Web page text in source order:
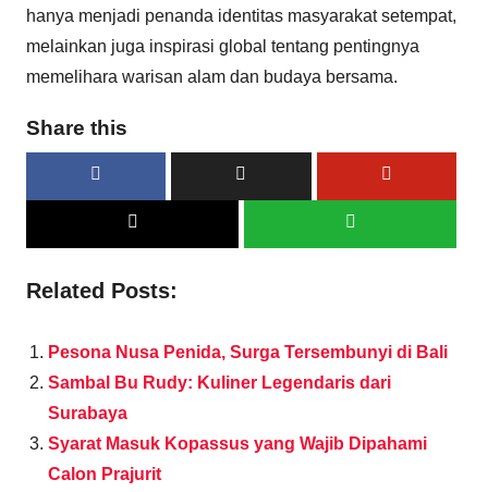
hanya menjadi penanda identitas masyarakat setempat,
melainkan juga inspirasi global tentang pentingnya
memelihara warisan alam dan budaya bersama.
Share this
Related Posts:
Pesona Nusa Penida, Surga Tersembunyi di Bali
Sambal Bu Rudy: Kuliner Legendaris dari
Surabaya
Syarat Masuk Kopassus yang Wajib Dipahami
Calon Prajurit